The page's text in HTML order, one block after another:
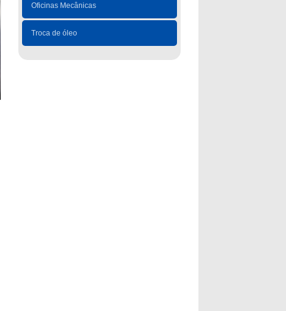
Oficinas Mecânicas
Troca de óleo